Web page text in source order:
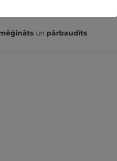
un pārbaudīts